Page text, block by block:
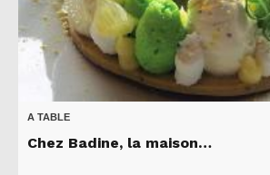
A TABLE
Chez Badine, la maison…